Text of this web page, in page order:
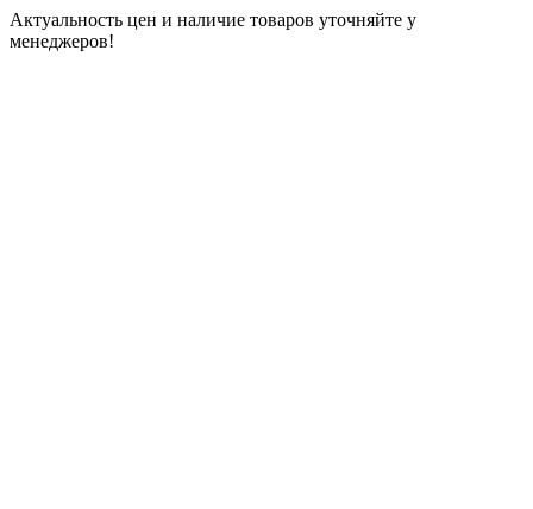
Актуальность цен и наличие товаров уточняйте у
менеджеров!